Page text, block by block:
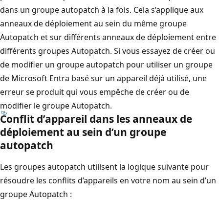
dans un groupe autopatch à la fois. Cela s’applique aux
anneaux de déploiement au sein du même groupe
Autopatch et sur différents anneaux de déploiement entre
différents groupes Autopatch. Si vous essayez de créer ou
de modifier un groupe autopatch pour utiliser un groupe
de Microsoft Entra basé sur un appareil déjà utilisé, une
erreur se produit qui vous empêche de créer ou de
modifier le groupe Autopatch.
Conflit d’appareil dans les anneaux de
déploiement au sein d’un groupe
autopatch
Les groupes autopatch utilisent la logique suivante pour
résoudre les conflits d’appareils en votre nom au sein d’un
groupe Autopatch :